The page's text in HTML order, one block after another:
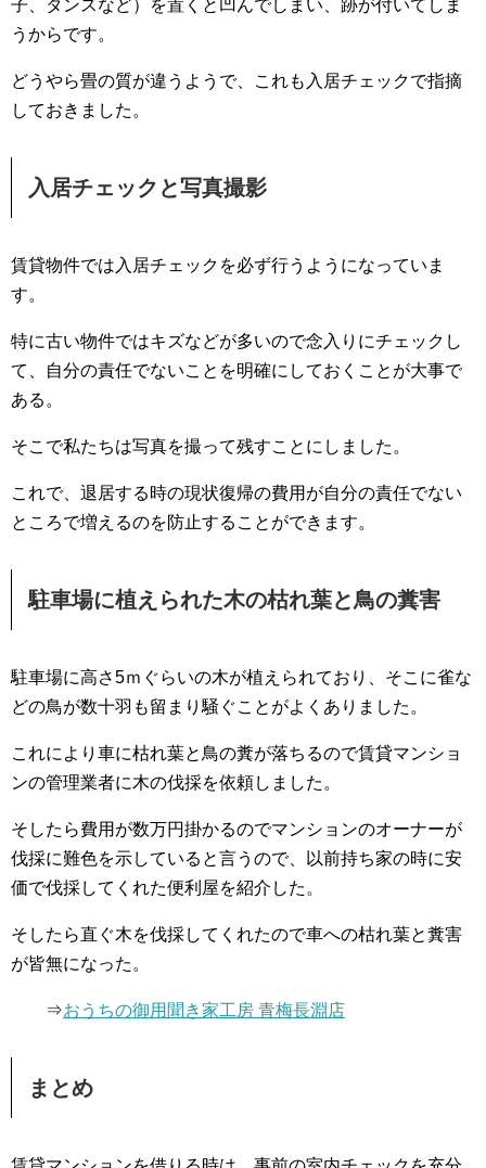
子、タンスなど）を置くと凹んでしまい、跡が付いてしま
うからです。
どうやら畳の質が違うようで、これも入居チェックで指摘
しておきました。
入居チェックと写真撮影
賃貸物件では入居チェックを必ず行うようになっていま
す。
特に古い物件ではキズなどが多いので念入りにチェックし
て、自分の責任でないことを明確にしておくことが大事で
ある。
そこで私たちは写真を撮って残すことにしました。
これで、退居する時の現状復帰の費用が自分の責任でない
ところで増えるのを防止することができます。
駐車場に植えられた木の枯れ葉と鳥の糞害
駐車場に高さ5ｍぐらいの木が植えられており、そこに雀な
どの鳥が数十羽も留まり騒ぐことがよくありました。
これにより車に枯れ葉と鳥の糞が落ちるので賃貸マンショ
ンの管理業者に木の伐採を依頼しました。
そしたら費用が数万円掛かるのでマンションのオーナーが
伐採に難色を示していると言うので、以前持ち家の時に安
価で伐採してくれた便利屋を紹介した。
そしたら直ぐ木を伐採してくれたので車への枯れ葉と糞害
が皆無になった。
⇒おうちの御用聞き家工房 青梅長淵店
まとめ